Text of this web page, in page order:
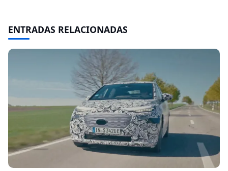
ENTRADAS RELACIONADAS